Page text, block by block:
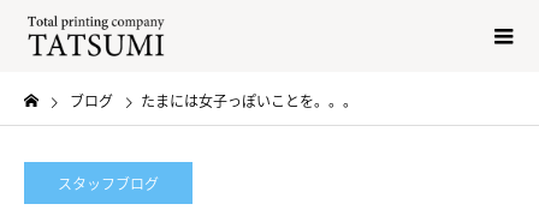
ブログ たまには女子っぽいことを。。。
スタッフブログ